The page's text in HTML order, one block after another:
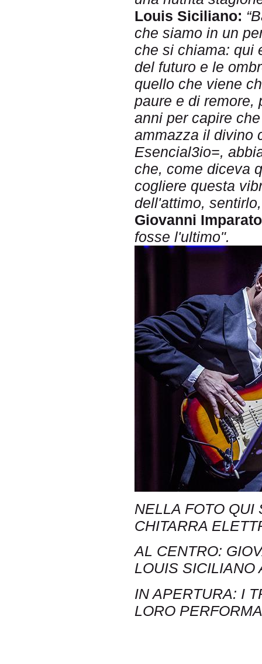
Louis Siciliano:
che siamo in un
che si chiama: qui
del futuro e le
quello che viene
paure e di remore,
anni per capire
ammazza il divino
Esencial3io=,
che, come diceva
cogliere questa
dell'attimo,
Giovanni
fosse l'ultimo".
NELLA FOTO QUI
CHITARRA
AL CENTRO:
LOUIS SICILIANO
IN APERTURA: I
LORO